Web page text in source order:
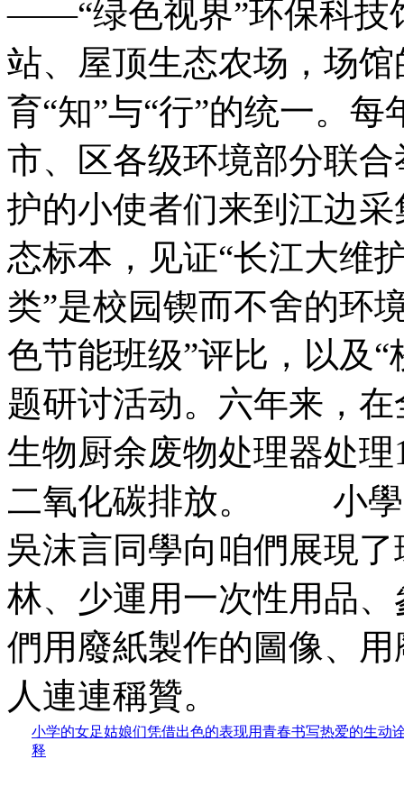
——“绿色视界”环保科技
站、屋顶生态农场，场
育“知”与“行”的统一。
市、区各级环境部分联
护的小使者们来到江边
态标本，见证“长江
类”是校园锲而不舍的环
色节能班级”评比，以及
题研讨活动。六年来，
生物厨余废物处理器处
二氧化碳排放。 小學
吳沫言同學向咱們展現
林、少運用一次性用品
們用廢紙製作的圖像、
人連連稱贊。
小学的女足姑娘们凭借出色的表现用青春书写热爱的生动
释